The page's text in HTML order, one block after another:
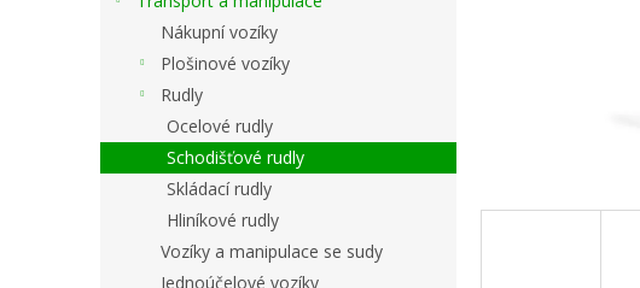
Nákupní vozíky
Plošinové vozíky
Rudly
Ocelové rudly
Schodišťové rudly
Skládací rudly
Hliníkové rudly
Vozíky a manipulace se sudy
Jednoúčelové vozíky